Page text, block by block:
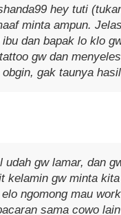
hey tuti
minta ampun.
dan bapak lo klo
gw dan
gak taunya
udah gw lamar, dan
kelamin gw minta
ngomong mau
sama cowo